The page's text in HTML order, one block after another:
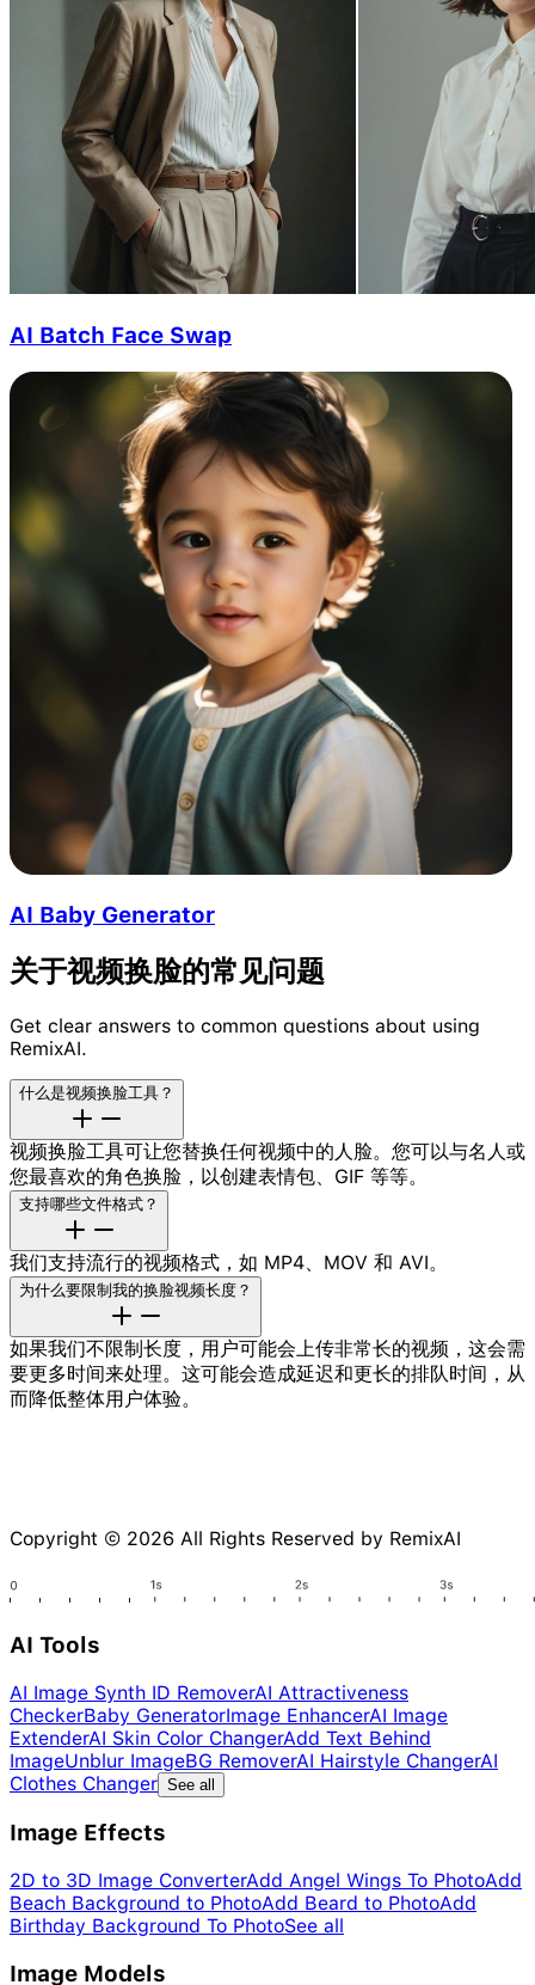
AI Batch Face Swap
AI Baby Generator
关于视频换脸的常见问题
Get clear answers to common questions about using
RemixAI.
什么是视频换脸工具？
视频换脸工具可让您替换任何视频中的人脸。您可以与名人或
您最喜欢的角色换脸，以创建表情包、GIF 等等。
支持哪些文件格式？
我们支持流行的视频格式，如 MP4、MOV 和 AVI。
为什么要限制我的换脸视频长度？
如果我们不限制长度，用户可能会上传非常长的视频，这会需
要更多时间来处理。这可能会造成延迟和更长的排队时间，从
而降低整体用户体验。
Copyright © 2026 All Rights Reserved by RemixAI
AI Tools
AI Image Synth ID RemoverAI Attractiveness
CheckerBaby GeneratorImage EnhancerAI Image
ExtenderAI Skin Color ChangerAdd Text Behind
ImageUnblur ImageBG RemoverAI Hairstyle ChangerAI
Clothes Changer See all
Image Effects
2D to 3D Image ConverterAdd Angel Wings To PhotoAdd
Beach Background to PhotoAdd Beard to PhotoAdd
Birthday Background To PhotoSee all
Image Models